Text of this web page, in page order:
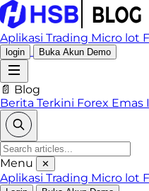
Aplikasi Trading Micro lot
login Buka Akun Demo
📄 Blog
Berita Terkini Forex Emas
Menu ✕
Aplikasi Trading Micro lot